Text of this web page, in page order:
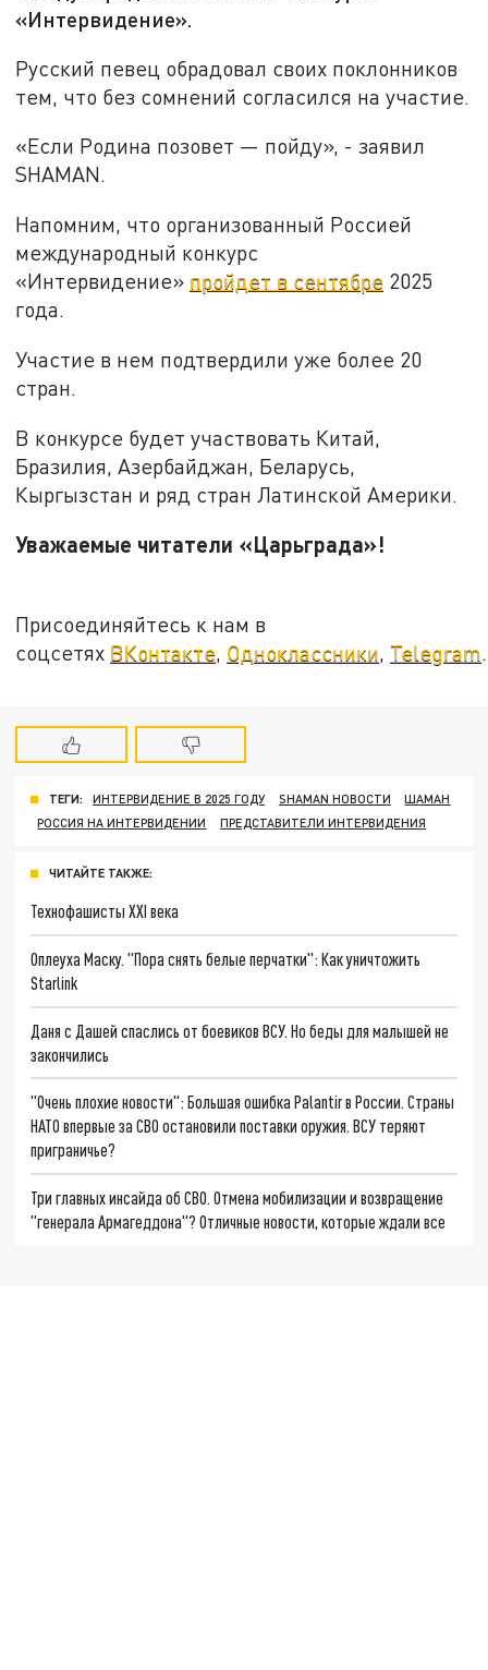
«Интервидение».
Русский певец обрадовал своих поклонников
тем, что без сомнений согласился на участие.
«Если Родина позовет — пойду», - заявил
SHAMAN.
Напомним, что организованный Россией
международный конкурс
«Интервидение» пройдет в сентябре 2025
года.
Участие в нем подтвердили уже более 20
стран.
В конкурсе будет участвовать Китай,
Бразилия, Азербайджан, Беларусь,
Кыргызстан и ряд стран Латинской Америки.
Уважаемые читатели «Царьграда»!
Присоединяйтесь к нам в
соцсетях ВКонтакте, Одноклассники, Telegram.
ТЕГИ: ИНТЕРВИДЕНИЕ В 2025 ГОДУ SHAMAN НОВОСТИ
ШАМАН
РОССИЯ НА ИНТЕРВИДЕНИИ
ПРЕДСТАВИТЕЛИ ИНТЕРВИДЕНИЯ
ЧИТАЙТЕ ТАКЖЕ:
Технофашисты XXI века
Оплеуха Маску. "Пора снять белые перчатки": Как уничтожить
Starlink
Даня с Дашей спаслись от боевиков ВСУ. Но беды для малышей не
закончились
"Очень плохие новости": Большая ошибка Palantir в России. Страны
НАТО впервые за СВО остановили поставки оружия. ВСУ теряют
приграничье?
Три главных инсайда об СВО. Отмена мобилизации и возвращение
"генерала Армагеддона"? Отличные новости, которые ждали все